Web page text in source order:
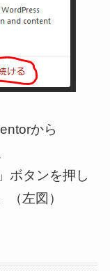
から
ボタンを押し
左図）